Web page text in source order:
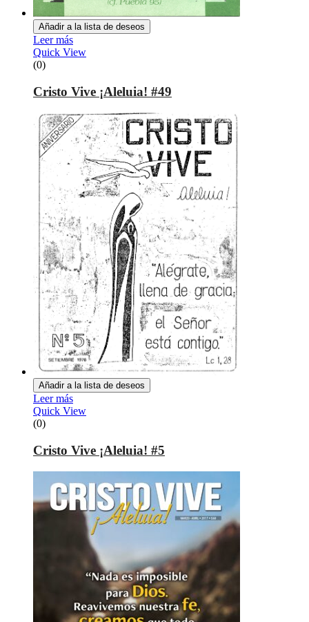
Añadir a la lista de deseos
Leer más
Quick View
(0)
Cristo Vive ¡Aleluia! #49
Añadir a la lista de deseos
Leer más
Quick View
(0)
Cristo Vive ¡Aleluia! #5